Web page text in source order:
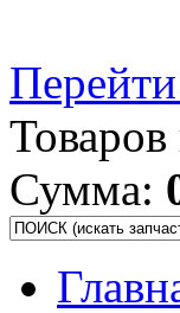
Товаров
Сумма: